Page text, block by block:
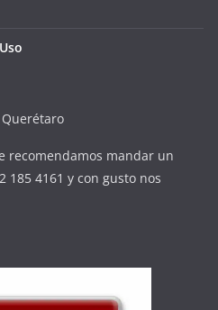
recomendamos mandar un
185 4161 y con gusto nos